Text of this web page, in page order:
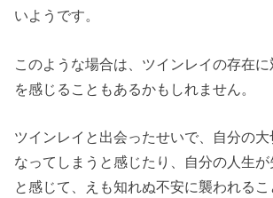
いようです。
このような場合は、ツインレイの存在
を感じることもあるかもしれません。
ツインレイと出会ったせいで、自分の大
なってしまうと感じたり、自分の人生が
と感じて、えも知れぬ不安に襲われるこ